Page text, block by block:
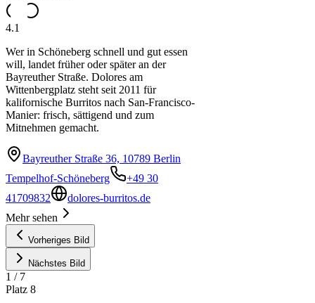
4.1
Wer in Schöneberg schnell und gut essen
will, landet früher oder später an der
Bayreuther Straße. Dolores am
Wittenbergplatz steht seit 2011 für
kalifornische Burritos nach San-Francisco-
Manier: frisch, sättigend und zum
Mitnehmen gemacht.
Bayreuther Straße 36, 10789 Berlin
Tempelhof-Schöneberg
+49 30
41709832
dolores-burritos.de
Mehr sehen
Vorheriges Bild
Nächstes Bild
1 / 7
Platz 8